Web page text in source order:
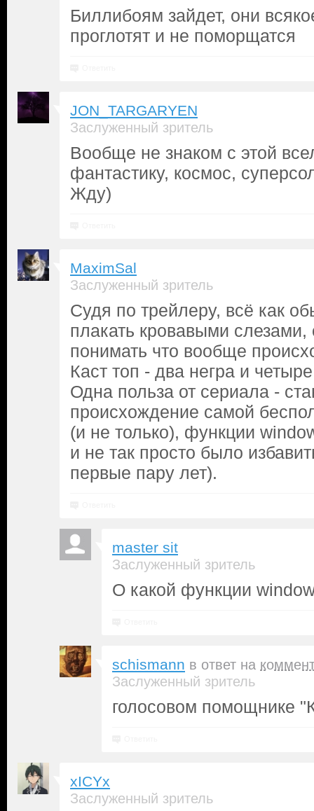
Биллибоям зайдет, они
проглотят и не поморщатся
JON_TARGARYEN
Заслуженный зритель
Вообще не знаком с этой
фантастику, космос,
Жду)
MaximSal
Заслуженный зритель
Судя по трейлеру, всё как
плакать кровавыми
понимать что вообще
Каст топ - два негра и
Одна польза от сериала -
происхождение самой
(и не только), функции
и не так просто было
первые пару лет).
master sit
Заслуженный зритель
О какой функции
schismann в ответ на
Заслуженный зритель
голосовом помощнике
xICYx
Заслуженный зритель